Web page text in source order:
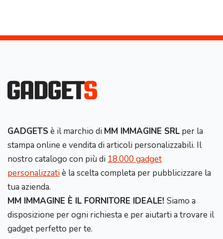
GADGETS è il marchio di MM IMMAGINE SRL per la
stampa online e vendita di articoli personalizzabili. Il
nostro catalogo con più di 18.000 gadget
personalizzatiè la scelta completa per pubblicizzare la
tua azienda.
MM IMMAGINE È IL FORNITORE IDEALE! Siamo a
disposizione per ogni richiesta e per aiutarti a trovare il
gadget perfetto per te.